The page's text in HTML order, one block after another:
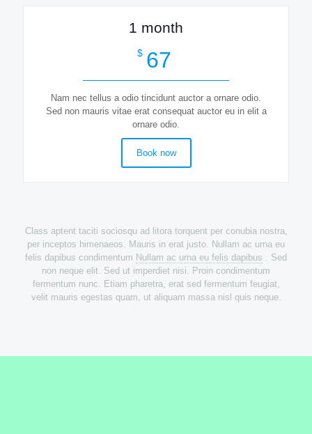
1 month
$ 67
Nam nec tellus a odio tincidunt auctor a ornare odio.
Sed non mauris vitae erat consequat auctor eu in elit a
ornare odio.
Book now
Class aptent taciti sociosqu ad litora torquent per conubia nostra,
per inceptos himenaeos. Mauris in erat justo. Nullam ac urna eu
felis dapibus condimentum Nullam ac urna eu felis dapibus . Sed
non neque elit. Sed ut imperdiet nisi. Proin condimentum
fermentum nunc. Etiam pharetra, erat sed fermentum feugiat,
velit mauris egestas quam, ut aliquam massa nisl quis neque.